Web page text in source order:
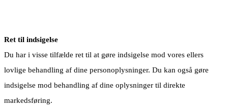
Ret til indsigelse
Du har i visse tilfælde ret til at gøre indsigelse mod vores ellers
lovlige behandling af dine personoplysninger. Du kan også gøre
indsigelse mod behandling af dine oplysninger til direkte
markedsføring.